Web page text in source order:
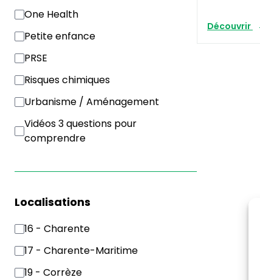
One Health
Petite enfance
PRSE
Risques chimiques
Urbanisme / Aménagement
Vidéos 3 questions pour
comprendre
Localisations
16 - Charente
17 - Charente-Maritime
19 - Corrèze
Découvrir